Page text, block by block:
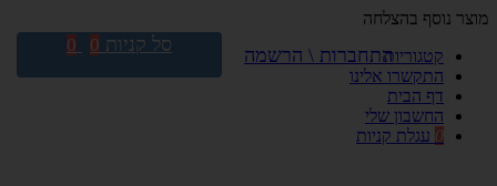
מוצר נוסף בהצלחה
קטגוריות
התקשרו אלינו
דף הבית
החשבון שלי
0 עגלת קניות
התחברות \ הרשמה סל קניות 0
0